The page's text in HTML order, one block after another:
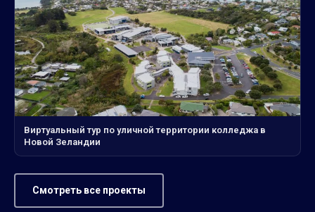
Виртуальный тур по уличной территории колледжа в
Новой Зеландии
Смотреть все проекты